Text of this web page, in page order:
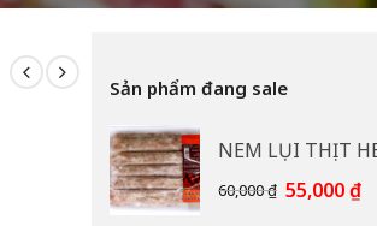
Sản phẩm đang sale
60,000₫ Giá
55,000₫Giá